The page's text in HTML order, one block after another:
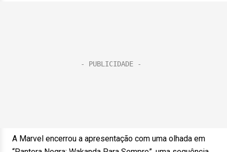
A Marvel encerrou a apresentação com uma olhada em